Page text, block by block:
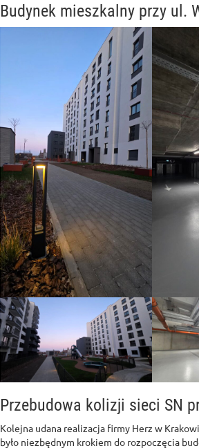
Budynek mieszkalny przy ul.
Przebudowa kolizji sieci SN
Kolejna udana realizacja firmy Herz w
było niezbędnym krokiem do rozpoczęcia